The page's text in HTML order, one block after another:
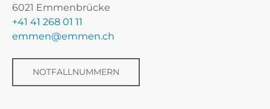
6021 Emmenbrücke
+41 41 268 01 11
emmen@emmen.ch
NOTFALLNUMMERN